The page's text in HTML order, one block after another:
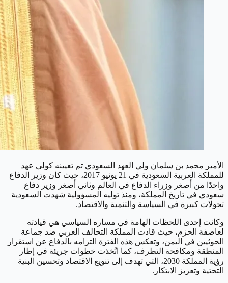
الأمير محمد بن سلمان ولي العهد السعودي تم تعيينه كولي عهد
للمملكة العربية السعودية في 21 يونيو 2017، حيث كان وزير الدفاع
واحدًا من أصغر وزراء الدفاع في العالم وثاني أصغر وزير دفاع
سعودي في تاريخ المملكة، ومنذ توليه المسؤولية شهدت السعودية
تحولات كبيرة في السياسة والتنمية والاقتصاد.
وكانت إحدى اللحظات الهامة في مساره السياسي هي قيادته
لعاصفة الحزم، حيث قادت المملكة التحالف العربي ضد جماعة
الحوثيين في اليمن، وتعكس هذه الفترة التزامه بالدفاع عن استقرار
المنطقة ومكافحة التطرف، كما اتُخذت خطوات جريئة في إطار
رؤية المملكة 2030، التي تهدف إلى تنويع الاقتصاد وتحسين البنية
التحتية وتعزيز الابتكار.